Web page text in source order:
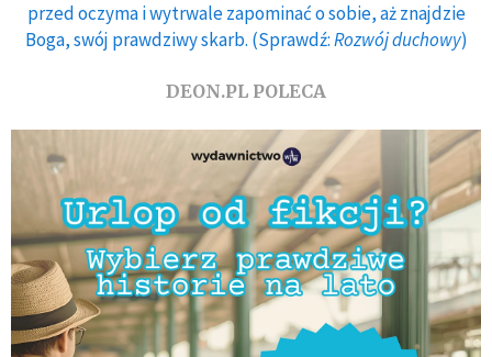
przed oczyma i wytrwale zapominać o sobie, aż znajdzie
Boga, swój prawdziwy skarb. (Sprawdź:Rozwój duchowy)
DEON.PL POLECA